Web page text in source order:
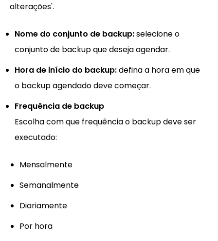
alterações'.
Nome do conjunto de backup:selecione o
conjunto de backup que deseja agendar.
Hora de início do backup:defina a hora em que
o backup agendado deve começar.
Frequência de backup
Escolha com que frequência o backup deve ser
executado:
Mensalmente
Semanalmente
Diariamente
Por hora